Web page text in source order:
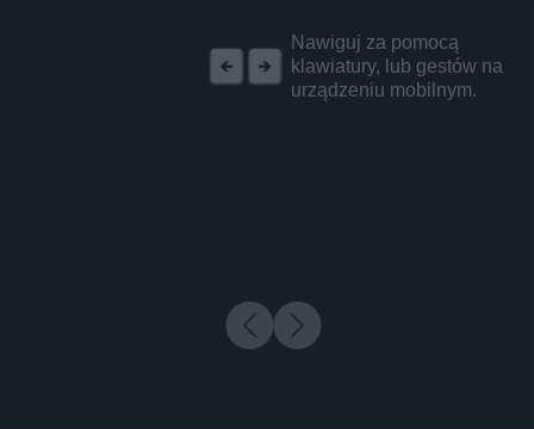
Nawiguj za pomocą
klawiatury, lub gestów na
urządzeniu mobilnym.